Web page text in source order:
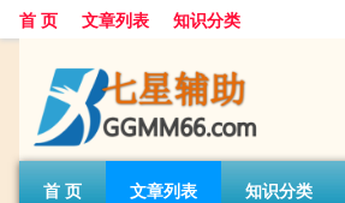
首 页 文章列表 知识分类
首 页 文章列表 知识分类